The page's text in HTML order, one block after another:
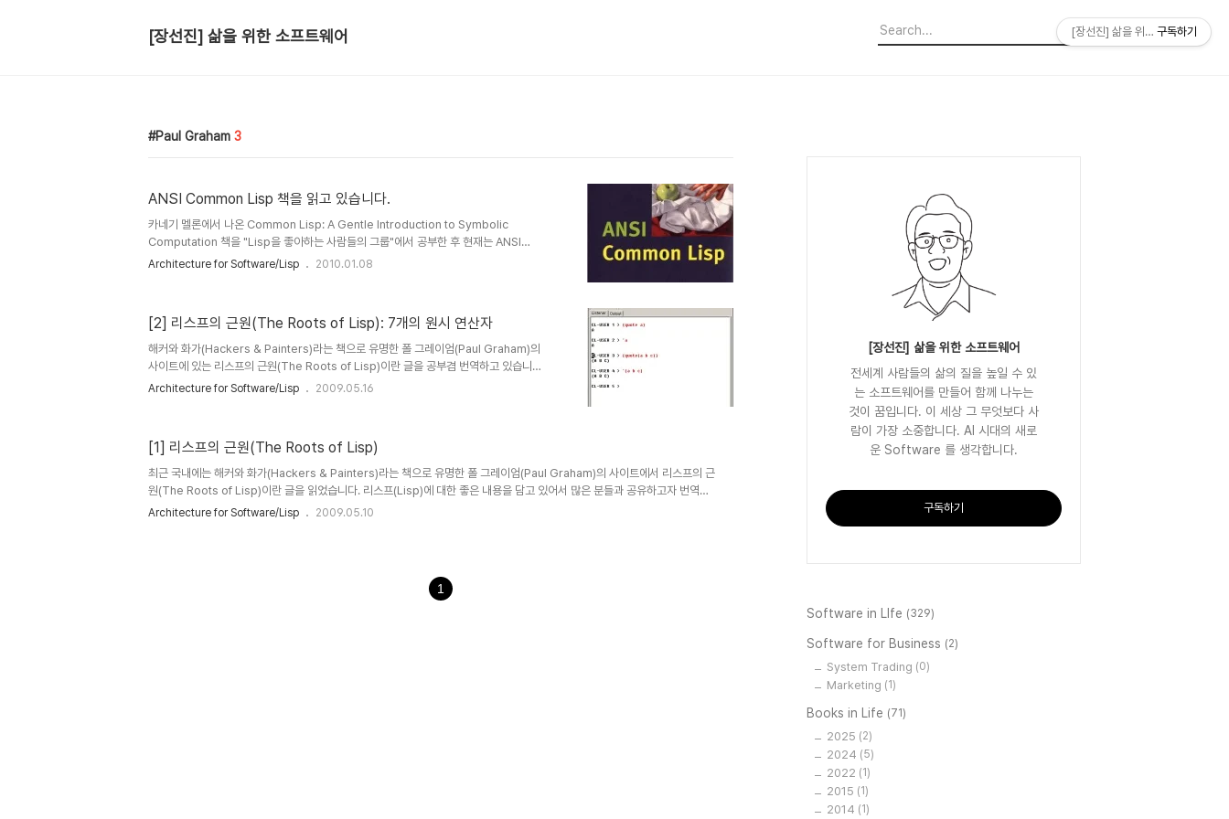
[장선진] 삶을 위한 소프트웨어
Paul Graham 3
ANSI Common Lisp 책을 읽고 있습니다.
카네기 멜론에서 나온 Common Lisp: A Gentle Introduction to Symbolic
Computation 책을 "Lisp을 좋아하는 사람들의 그룹"에서 공부한 후 현재는 ANSI
Common Lisp 책을 읽고 있습니다. Common Lisp은 Lisp을 처음 접하시는 분들에게
오프라인 스터디 동영상을 한번 참고하시기 바랍니다. 저희 위키 사이트인 http://lisp-
korea.wikispaces.com/Common+..
Architecture for Software/Lisp 2010.01.08
[2] 리스프의 근원(The Roots of Lisp): 7개의 원시 연산자
해커와 화가(Hackers & Painters)라는 책으로 유명한 폴 그레이엄(Paul Graham)의
사이트에 있는 리스프의 근원(The Roots of Lisp)이란 글을 공부겸 번역하고 있습니다.
2번째 글인 7개의 원시 연산자(Seven Primitive Operators)란 글을 올립니다. 원문은
(expression)을 알아야 한다. 표현식은 foo와 같은 문자열(sequence of let..
Architecture for Software/Lisp 2009.05.16
[1] 리스프의 근원(The Roots of Lisp)
최근 국내에는 해커와 화가(Hackers & Painters)라는 책으로 유명한 폴 그레이엄(Paul Graham)의 사이트에서 리스프의 근
원(The Roots of Lisp)이란 글을 읽었습니다. 리스프(Lisp)에 대한 좋은 내용을 담고 있어서 많은 분들과 공유하고자 번역하
여 올립니다. 우선 리스프의 근원(The Roots of Lisp) 소개 페이지부터 번역하여 올립니다. 보시면서 번역상의 문제점등이 있
Architecture for Software/Lisp 2009.05.10
1
[장선진] 삶을 위한 소프트웨어
전세계 사람들의 삶의 질을 높일 수 있
는 소프트웨어를 만들어 함께 나누는
것이 꿈입니다. 이 세상 그 무엇보다 사
람이 가장 소중합니다. AI 시대의 새로
운 Software 를 생각합니다.
구독하기
Software in LIfe (329)
Software for Business (2)
System Trading (0)
Marketing (1)
Books in Life (71)
2025 (2)
2024 (5)
2022 (1)
2015 (1)
2014 (1)
[장선진] 삶을 위한 소프트웨어
구독하기